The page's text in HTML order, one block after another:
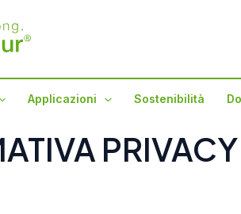
Applicazioni Sostenibilità